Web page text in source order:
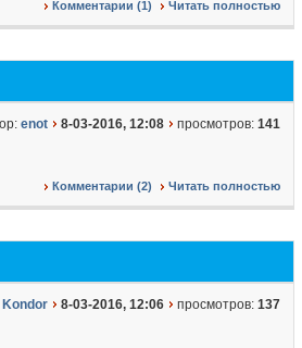
Комментарии (1) Читать полностью
enot 8-03-2016, 12:08 просмотров: 141
Комментарии (2) Читать полностью
Kondor 8-03-2016, 12:06 просмотров: 137